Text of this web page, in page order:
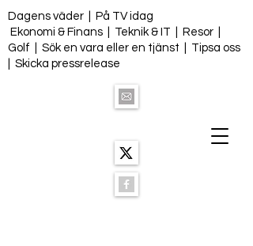
Dagens väder
På TV idag
Ekonomi & Finans
Teknik & IT Resor
Golf
Sök en vara eller en tjänst
Tipsa oss
Skicka pressrelease